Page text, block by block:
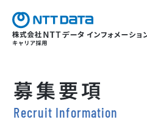
募集要項
Recruit Information